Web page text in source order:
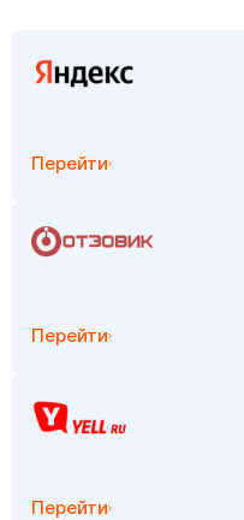
Перейти
Перейти
Перейти